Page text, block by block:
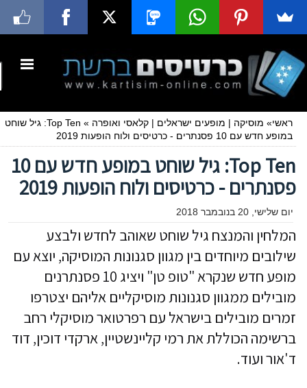
ראשי» מוסיקה | מופעים ישראלים | קלאסי ואופרה »
Top Ten: גיל שוחט
במופע חדש עם 10 פסנתרים - כרטיסים ולוח הופעות 2019
Top Ten: גיל שוחט במופע חדש עם 10
פסנתרים - כרטיסים ולוח הופעות 2019
יום שלישי, 20 בנובמבר 2018
המלחין והמנצח גיל שוחט שאוהב לחדש ולבצע
שילובים מיוחדים בין מגוון סגנונות המוסיקה, יוצא עם
מופע חדש שנקרא "טופ טן" ויציג 10 פסנתרנים
מובילים ממגוון סגנונות מוסיקליים אליהם יצטרפו
זמרים מובילים בישראל עם רפרטואר מוסיקלי רחב
ברשימה הכוללת את רמי קליינשטיין, ארקדי דוכין, דוד
ד'אור ועוד.